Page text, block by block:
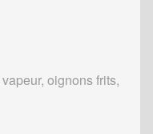
oignons frits,